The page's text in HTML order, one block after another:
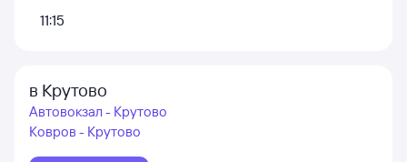
11:15
в Крутово
Автовокзал - Крутово
Ковров - Крутово